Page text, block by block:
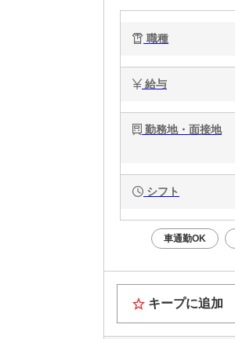
職種
給与
勤務地・面接地
シフト
車通勤OK
キープに追加